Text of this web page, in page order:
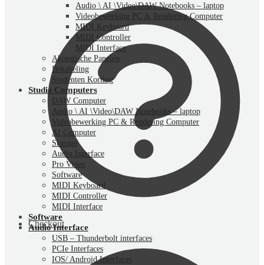
Checkout
Audio \ AI \Video\DAW Notebooks – laptop
Videobewerking PC & Rendering Computer
MIDI Keyboard
MIDI Controller
MIDI Interface
Akoestische Panelen
Bekabeling
Studenten Korting
Studio Computers
DAW Computer
Audio \ AI \Video\DAW Notebooks – laptop
Videobewerking PC & Rendering Computer
AI Computer
Storage
Audio Interface
Pro Video
Software
MIDI Keyboard
MIDI Controller
MIDI Interface
Software
Audio Interface
USB – Thunderbolt interfaces
PCIe Interfaces
IOS/ Android Interfaces